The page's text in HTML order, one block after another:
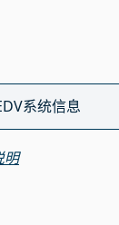
系统信息
明